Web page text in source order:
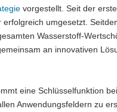
vorgestellt. Seit der
umgesetzt.
Wasserstoff-
an innovativen
eine Schlüsselfunktion
Anwendungsfeldern zu